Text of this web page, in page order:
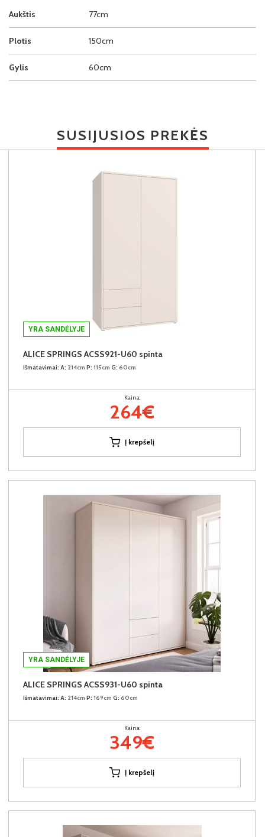
Aukštis 77cm
Plotis 150cm
Gylis 60cm
SUSIJUSIOS PREKĖS
YRA SANDĖLYJE
ALICE SPRINGS ACSS921-U60 spinta
Išmatavimai: A: 214cm P: 115cm G: 60cm
Kaina:
264€
Į krepšelį
YRA SANDĖLYJE
ALICE SPRINGS ACSS931-U60 spinta
Išmatavimai: A: 214cm P: 169cm G: 60cm
Kaina:
349€
Į krepšelį